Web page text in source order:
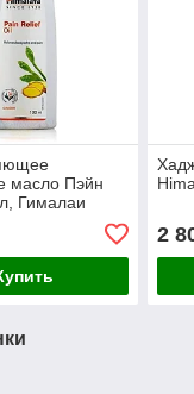
масло Пэйн
Гималаи
Oil, Himalaya),
2